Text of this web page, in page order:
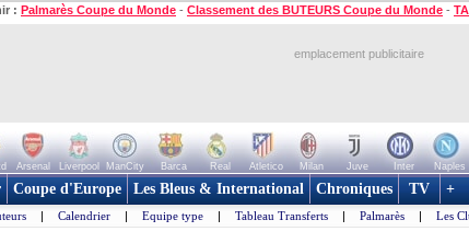
: Palmarès Coupe du Monde - Classement des BUTEURS Coupe du Monde -
emplacement publicitaire
Arsenal Liverpool ManCity Barca Real Atletico Milan Juve Inter Naples
Coupe d'Europe Les Bleus & International Chroniques TV +
| Calendrier | Equipe type | Tableau Transferts | Palmarès | Les